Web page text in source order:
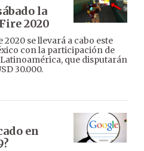
la
2020
se llevará a cabo este
con la participación de
que disputarán
30.000.
en